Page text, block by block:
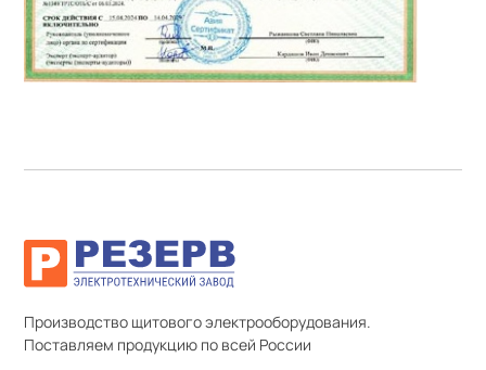
Производство щитового электрооборудования.
Поставляем продукцию по всей России